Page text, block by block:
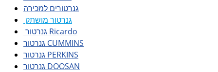
גנרטורים למכירה
גנרטור מושתק
גנרטור Ricardo
גנרטור CUMMINS
גנרטור PERKINS
גנרטור DOOSAN